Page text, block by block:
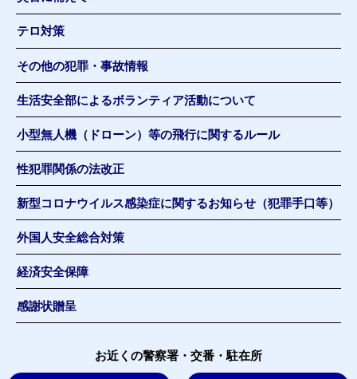
テロ対策
その他の犯罪・事故情報
生活安全部によるボランティア活動について
小型無人機（ドローン）等の飛行に関するルール
性犯罪関係の法改正
新型コロナウイルス感染症に関するお知らせ（犯罪手口等）
外国人安全総合対策
経済安全保障
感謝状贈呈
お近くの警察署・交番・駐在所